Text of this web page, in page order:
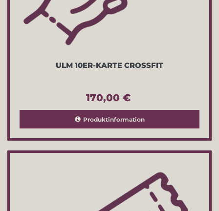
ULM 10ER-KARTE CROSSFIT
170,00 €
Produktinformation